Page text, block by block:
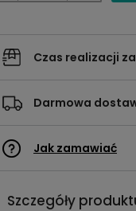
Czas realizacji
Darmowa
Jak zamawiać
Szczegóły